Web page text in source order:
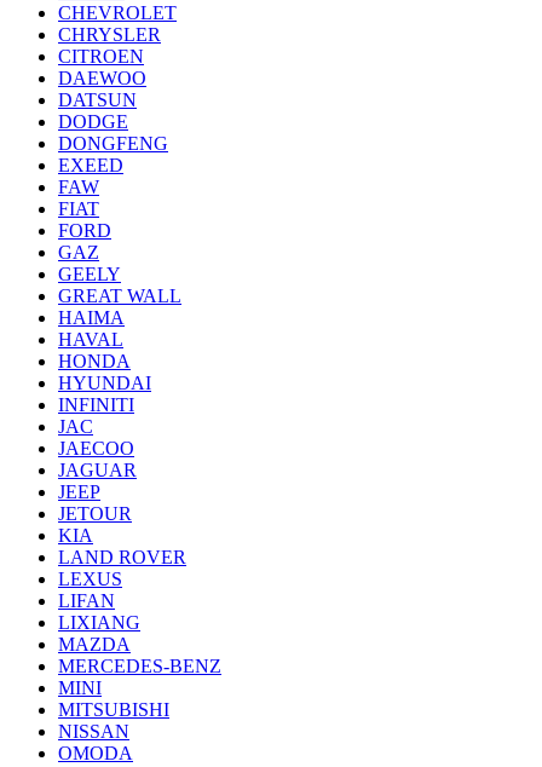
CHEVROLET
CHRYSLER
CITROEN
DAEWOO
DATSUN
DODGE
DONGFENG
EXEED
FAW
FIAT
FORD
GAZ
GEELY
GREAT WALL
HAIMA
HAVAL
HONDA
HYUNDAI
INFINITI
JAC
JAECOO
JAGUAR
JEEP
JETOUR
KIA
LAND ROVER
LEXUS
LIFAN
LIXIANG
MAZDA
MERCEDES-BENZ
MINI
MITSUBISHI
NISSAN
OMODA